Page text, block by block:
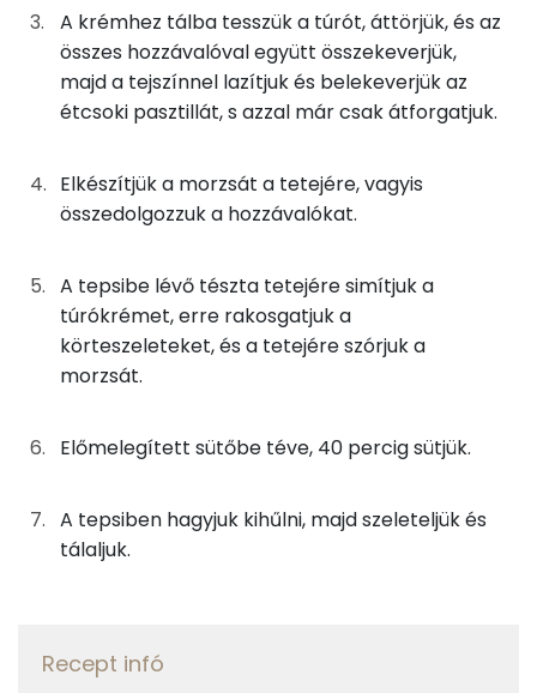
0gsó
0 kcal
20g cukor
77 kcal
39gtojás
48 kcal
1g vaníliás cukor
4 kcal
1gcitromhéj
0 kcal
1gsütőpor 1 kcal
50g tehéntúró
74 kcal
Kálcium
Nátrium
Vas
Kolin:
Riboflavin - B2 vitamin:
C vitamin:
A krémhez tálba tesszük a túrót, áttörjük, és az
összes hozzávalóval együtt összekeverjük,
majd a tejszínnel lazítjuk és belekeverjük az
étcsoki pasztillát, s azzal már csak átforgatjuk.
Elkészítjük a morzsát a tetejére, vagyis
összedolgozzuk a hozzávalókat.
A tepsibe lévő tészta tetejére simítjuk a
túrókrémet, erre rakosgatjuk a
körteszeleteket, és a tetejére szórjuk a
morzsát.
Előmelegített sütőbe téve, 40 percig sütjük.
A tepsiben hagyjuk kihűlni, majd szeleteljük és
tálaljuk.
Recept infó